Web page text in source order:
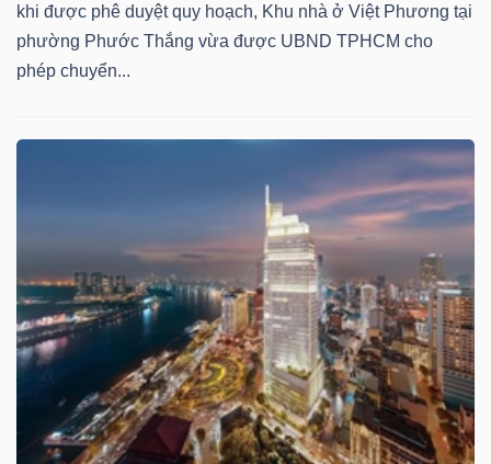
khi được phê duyệt quy hoạch, Khu nhà ở Việt Phương tại
phường Phước Thắng vừa được UBND TPHCM cho
phép chuyển...